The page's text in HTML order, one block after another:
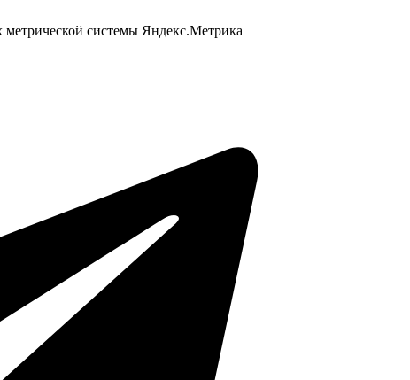
системы Яндекс.Метрика